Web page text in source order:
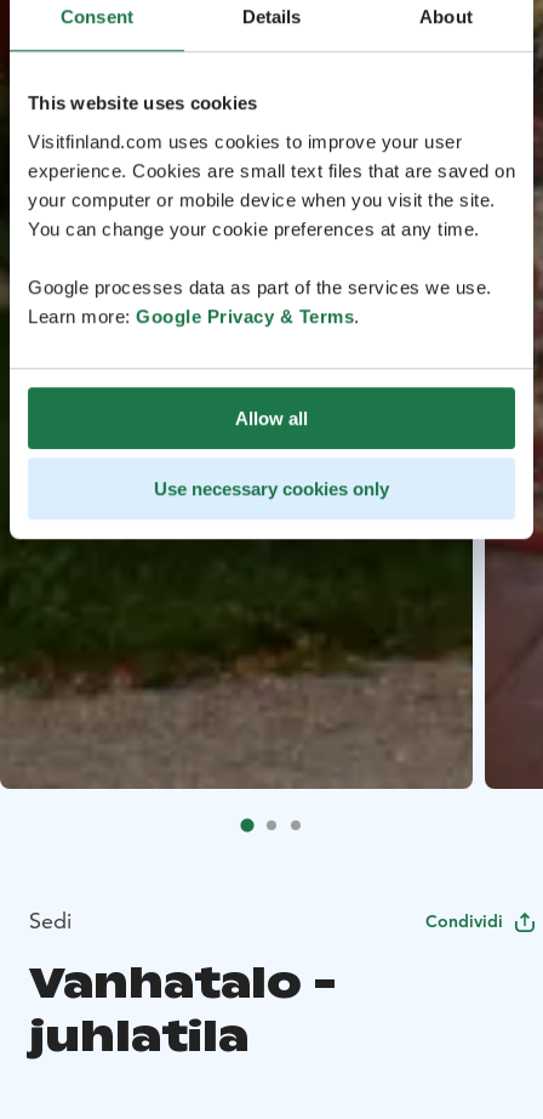
Consent Details About
This website uses cookies
Visitfinland.com uses cookies to improve your user
experience. Cookies are small text files that are saved on
your computer or mobile device when you visit the site.
You can change your cookie preferences at any time.
Google processes data as part of the services we use.
Learn more: Google Privacy & Terms.
Allow all
Use necessary cookies only
Sedi Condividi
Vanhatalo -
juhlatila